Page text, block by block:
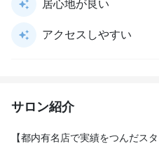
居心地が良い
アクセスしやすい
サロン紹介
【都内有名店で実績をつんだス